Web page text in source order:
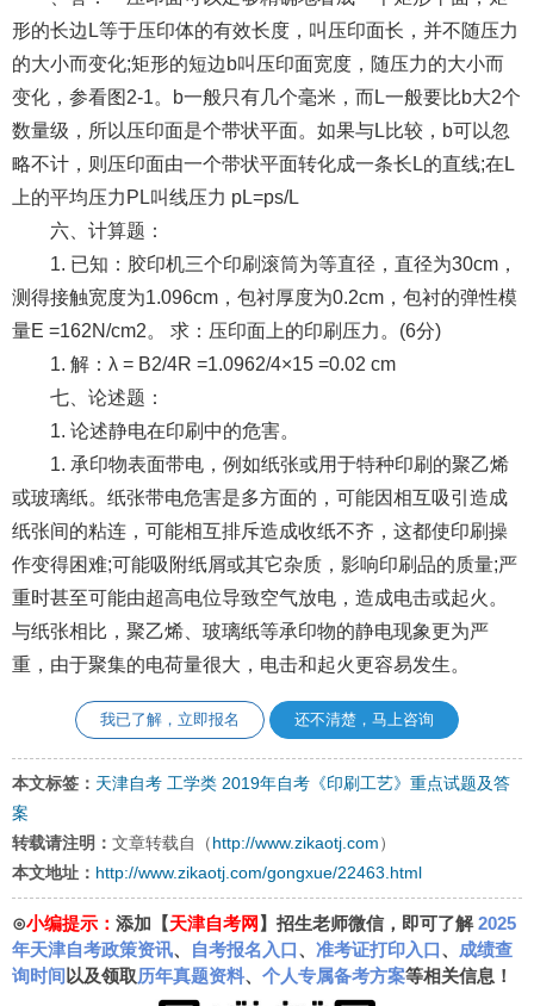
形的长边L等于压印体的有效长度，叫压印面长，并不随压力
的大小而变化;矩形的短边b叫压印面宽度，随压力的大小而
变化，参看图2-1。b一般只有几个毫米，而L一般要比b大2个
数量级，所以压印面是个带状平面。如果与L比较，b可以忽
略不计，则压印面由一个带状平面转化成一条长L的直线;在L
上的平均压力PL叫线压力 pL=ps/L
六、计算题：
1. 已知：胶印机三个印刷滚筒为等直径，直径为30cm，
测得接触宽度为1.096cm，包衬厚度为0.2cm，包衬的弹性模
量E =162N/cm2。 求：压印面上的印刷压力。(6分)
1. 解：λ = B2/4R =1.0962/4×15 =0.02 cm
七、论述题：
1. 论述静电在印刷中的危害。
1. 承印物表面带电，例如纸张或用于特种印刷的聚乙烯
或玻璃纸。纸张带电危害是多方面的，可能因相互吸引造成
纸张间的粘连，可能相互排斥造成收纸不齐，这都使印刷操
作变得困难;可能吸附纸屑或其它杂质，影响印刷品的质量;严
重时甚至可能由超高电位导致空气放电，造成电击或起火。
与纸张相比，聚乙烯、玻璃纸等承印物的静电现象更为严
重，由于聚集的电荷量很大，电击和起火更容易发生。
我已了解，立即报名 还不清楚，马上咨询
本文标签： 天津自考 工学类 2019年自考《印刷工艺》重点试题及答
案
转载请注明： 文章转载自（ http://www.zikaotj.com ）
本文地址： http://www.zikaotj.com/gongxue/22463.html
⊙小编提示： 添加【天津自考网 】招生老师微信，即可了解2025
年天津自考政策资讯、 自考报名入口、 准考证打印入口、 成绩查
询时间 以及领取历年真题资料、 个人专属备考方案等相关信息！